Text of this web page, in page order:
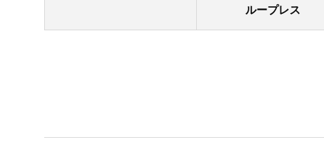
ループレス